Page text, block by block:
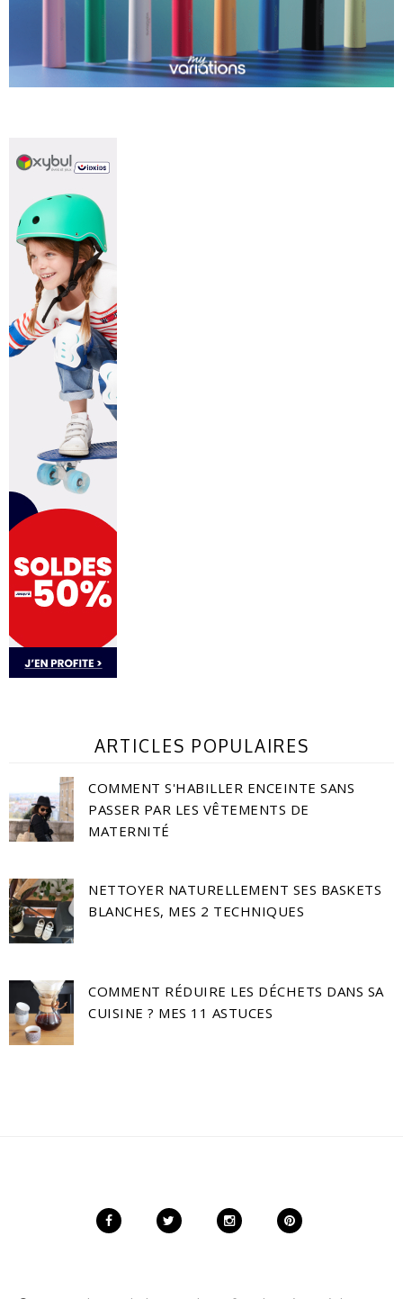
ARTICLES POPULAIRES
COMMENT S'HABILLER ENCEINTE SANS
PASSER PAR LES VÊTEMENTS DE
MATERNITÉ
NETTOYER NATURELLEMENT SES BASKETS
BLANCHES, MES 2 TECHNIQUES
COMMENT RÉDUIRE LES DÉCHETS DANS SA
CUISINE ? MES 11 ASTUCES